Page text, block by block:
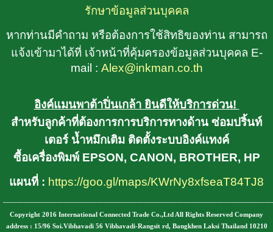
รักษาข้อมูลส่วนบุคคล
หากท่านมีคำถาม หรือต้องการใช้สิทธิของท่าน สามารถ
แจ้งเข้ามาได้ที่ เจ้าหน้าที่คุ้มครองข้อมูลส่วนบุคคล E-
mail : Alex@inkman.co.th
อิงค์แมนพาต้าปิ่นเกล้า ยินดีให้บริการด่วน!
สำหรับลูกค้าที่ต้องการการบริการทางด้าน ซ่อมปริ้นท์
เตอร์ น้ำหมึกเติม ติดตั้งระบบอิงค์แทงค์
ซื้อเครื่องพิมพ์ EPSON, CANON, BROTHER, HP
แผนที่ : https://goo.gl/maps/KWrNy8xfseaT84TJ8
Copyright 2016 International Connected Trade Co.,Ltd All Rights Reserved Company
address : 15/96 Soi.Vibhavadi 56 Vibhavadi-Rangsit rd, Bangkhen Laksi Thailand 10210